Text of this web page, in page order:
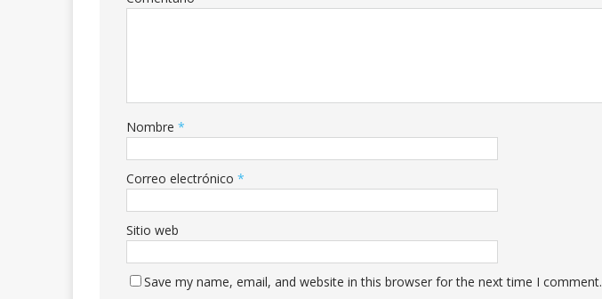
Nombre *
Correo electrónico *
Sitio web
Save my name, email, and website in this browser for the next time I comment.